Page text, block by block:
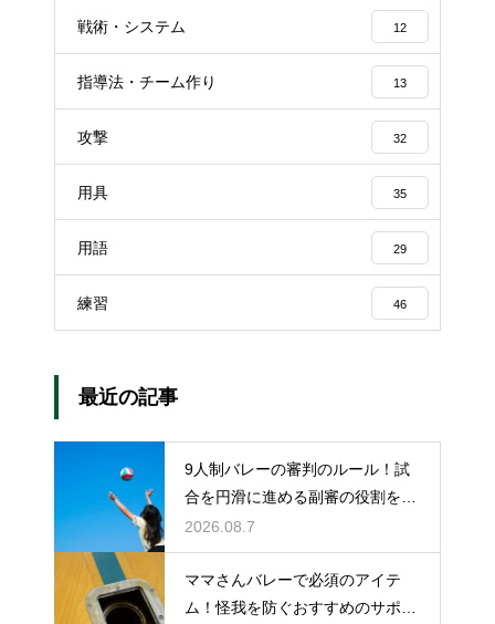
戦術・システム 12
指導法・チーム作り 13
攻撃 32
用具 35
用語 29
練習 46
最近の記事
9人制バレーの審判のルール！試
合を円滑に進める副審の役割を解
説
2026.08.7
ママさんバレーで必須のアイテ
ム！怪我を防ぐおすすめのサポー